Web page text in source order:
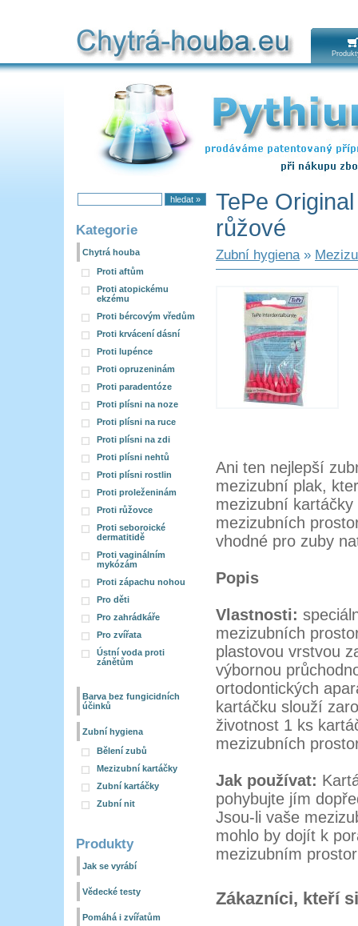
Kategorie
Chytrá houba
Proti aftům
Proti atopickému
ekzému
Proti bércovým vředům
Proti krvácení dásní
Proti lupénce
Proti opruzeninám
Proti paradentóze
Proti plísni na noze
Proti plísni na ruce
Proti plísni na zdi
Proti plísni nehtů
Proti plísni rostlin
Proti proleženinám
Proti růžovce
Proti seboroické
dermatitidě
Proti vaginálním
mykózám
Proti zápachu nohou
Pro děti
Pro zahrádkáře
Pro zvířata
Ústní voda proti
zánětům
Barva bez fungicidních
účinků
Zubní hygiena
Bělení zubů
Mezizubní kartáčky
Zubní kartáčky
Zubní nit
Produkty
Jak se vyrábí
Vědecké testy
Pomáhá i zvířatům
TePe
růžové
Zubní hygiena»
Ani ten nejlepší
mezizubní plak,
mezizubní
mezizubních
vhodné pro zuby
Popis
Vlastnosti:
mezizubních
plastovou vrstvou
výbornou
ortodontických
kartáčku slouží
životnost 1 ks
mezizubních
Jak používat:
pohybujte jím
Jsou-li vaše
mohlo by dojít k
mezizubním
Zákazníci, kteří